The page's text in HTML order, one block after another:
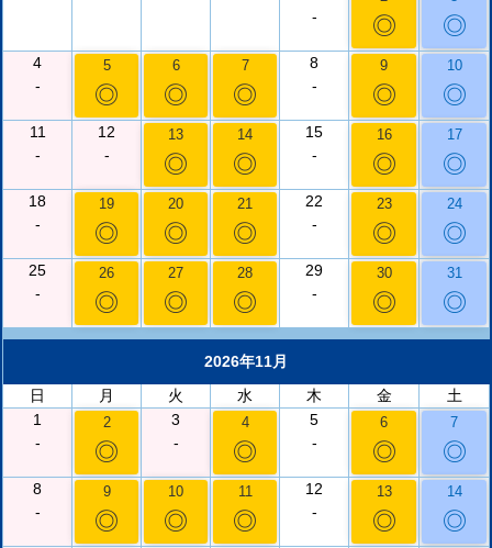
-
◎ ◎
4
-
5
◎
6
◎
7
◎
8
-
9
◎
10
◎
11
-
12
-
13
◎
14
◎
15
-
16
◎
17
◎
18
-
19
◎
20
◎
21
◎
22
-
23
◎
24
◎
25
-
26
◎
27
◎
28
◎
29
-
30
◎
31
◎
2026年11月
日
月 火 水 木 金
土
1
-
2
◎
3
-
4
◎
5
-
6
◎
7
◎
8
-
9
◎
10
◎
11
◎
12
-
13
◎
14
◎